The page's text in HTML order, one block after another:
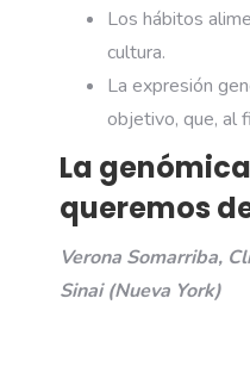
Los hábitos
cultura.
La expresión
objetivo, que, al
La
queremos
Verona Somarriba,
Sinai (Nueva York)